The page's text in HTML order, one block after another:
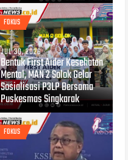
FOKUS
JUL 30, 2026
Bentuk First Aider Kesehatan
Mental, MAN 2 Solok Gelar
Sosialisasi P3LP Bersama
Puskesmas Singkarak
FOKUS